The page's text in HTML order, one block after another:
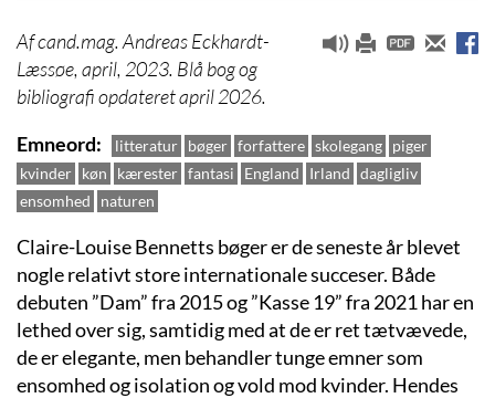
cand.mag. Andreas Eckhardt-
Læssøe, april, 2023. Blå bog og
bibliografi opdateret april 2026.
Emneord
litteratur bøger forfattere skolegang piger
kvinder køn kærester fantasi England Irland dagligliv
ensomhed
naturen
Claire-Louise Bennetts bøger er de seneste år blevet
nogle relativt store internationale succeser. Både
debuten ”Dam” fra 2015 og ”Kasse 19” fra 2021 har en
lethed over sig, samtidig med at de er ret tætvævede,
de er elegante, men behandler tunge emner som
ensomhed og isolation og vold mod kvinder. Hendes